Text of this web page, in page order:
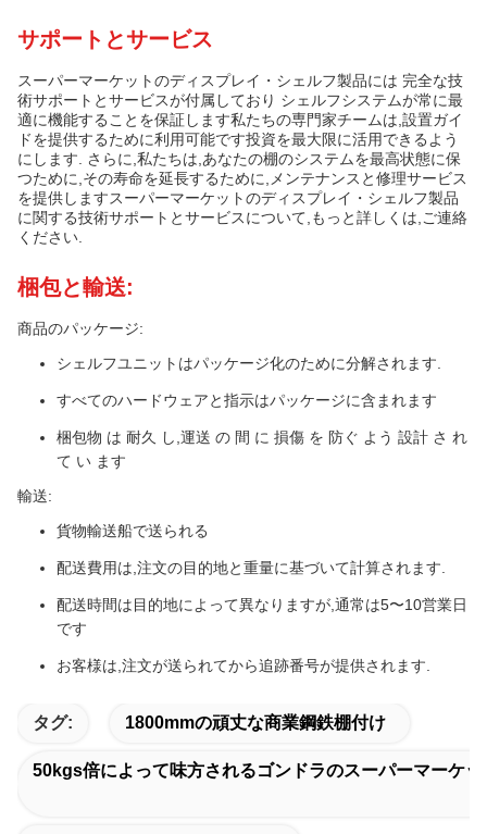
サポートとサービス
スーパーマーケットのディスプレイ・シェルフ製品には 完全な技
術サポートとサービスが付属しており シェルフシステムが常に最
適に機能することを保証します私たちの専門家チームは,設置ガイ
ドを提供するために利用可能です投資を最大限に活用できるよう
にします. さらに,私たちは,あなたの棚のシステムを最高状態に保
つために,その寿命を延長するために,メンテナンスと修理サービス
を提供しますスーパーマーケットのディスプレイ・シェルフ製品
に関する技術サポートとサービスについて,もっと詳しくは,ご連絡
ください.
梱包と輸送:
商品のパッケージ:
シェルフユニットはパッケージ化のために分解されます.
すべてのハードウェアと指示はパッケージに含まれます
梱包物 は 耐久 し,運送 の 間 に 損傷 を 防ぐ よう 設計 さ れ
て い ます
輸送:
貨物輸送船で送られる
配送費用は,注文の目的地と重量に基づいて計算されます.
配送時間は目的地によって異なりますが,通常は5〜10営業日
です
お客様は,注文が送られてから追跡番号が提供されます.
タグ: 1800mmの頑丈な商業鋼鉄棚付け
50kgs倍によって味方されるゴンドラのスーパーマーケッ